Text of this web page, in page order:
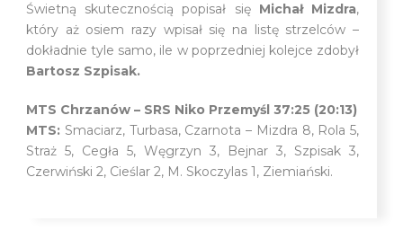
Świetną skutecznością popisał się Michał Mizdra,
który aż osiem razy wpisał się na listę strzelców –
dokładnie tyle samo, ile w poprzedniej kolejce zdobył
Bartosz Szpisak.
MTS Chrzanów – SRS Niko Przemyśl 37:25 (20:13)
MTS: Smaciarz, Turbasa, Czarnota – Mizdra 8, Rola 5,
Straż 5, Cegła 5, Węgrzyn 3, Bejnar 3, Szpisak 3,
Czerwiński 2, Cieślar 2, M. Skoczylas 1, Ziemiański.